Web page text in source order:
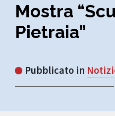
Mostra
Pietraia”
Pubblicato in